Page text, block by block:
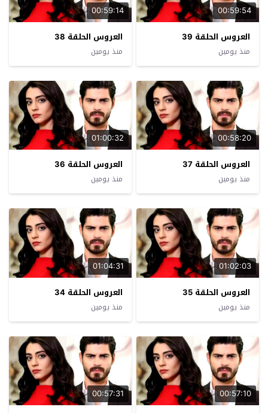
00:59:54
العروس الحلقة 39
منذ يومين
00:59:14
العروس الحلقة 38
منذ يومين
00:58:20
العروس الحلقة 37
منذ يومين
01:00:32
العروس الحلقة 36
منذ يومين
01:02:03
العروس الحلقة 35
منذ يومين
01:04:31
العروس الحلقة 34
منذ يومين
00:57:10
00:57:31